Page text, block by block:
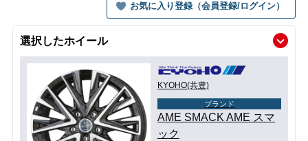
お気に入り登録（会員登録/ログイン）
選択したホイール
KYOHO(共豊)
ブランド
AME SMACK AME スマ
ック